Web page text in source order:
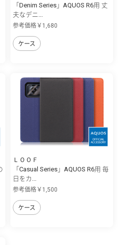
「Denim Series」AQUOS R6用 丈
夫なデニ...
参考価格￥1,680
ケース
ＬＯＯＦ
「Casual Series」AQUOS R6用 毎
日をカ...
参考価格￥1,500
ケース